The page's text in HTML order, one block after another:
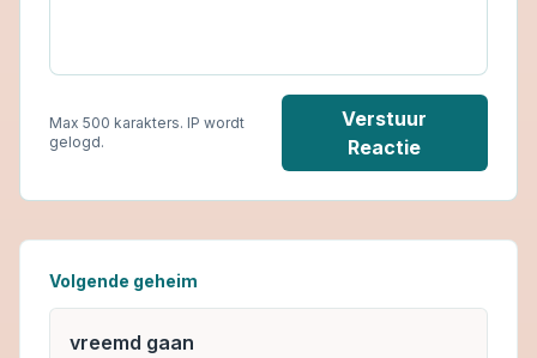
Max 500 karakters. IP wordt
gelogd.
Verstuur
Reactie
Volgende geheim
vreemd gaan